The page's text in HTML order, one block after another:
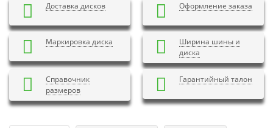
Доставка дисков Оформление заказа
Маркировка диска
Ширина шины и
диска
Справочник
размеров
Гарантийный талон